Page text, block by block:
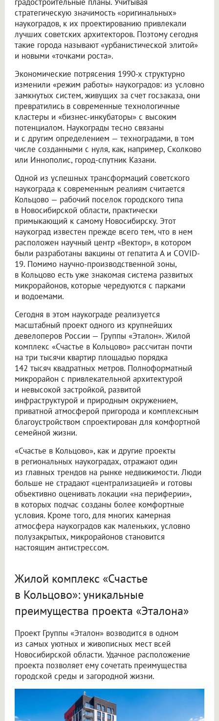
стратегическую значимость «оригинальных»
наукоградов, к их проектированию привлекали
лучших советских архитекторов. Поэтому сегодня
такие города называют «урбанистической элитой»
и новыми «точками роста».
Экономические потрясения 1990-х структурно
изменили «режим работы» наукоградов: из условно
замкнутых систем, живущих за счет госзаказа, они
превратились в современные технологичные
кластеры и «бизнес-инкубаторы» с высоким
потенциалом. Наукограды тесно связаны
и с другим определением — техноградами, в том
числе созданными с нуля, как, например, Сколково
или Иннополис, город-спутник Казани.
Одной из успешных трансформаций советского
наукограда к современным реалиям считается
Кольцово — рабочий поселок городского типа
в Новосибирской области, практически
примыкающий к самому Новосибирску. Этот
наукоград известен прежде всего тем, что в нем
расположен научный центр «Вектор», в котором
были разработаны вакцины от гепатита А и COVID-
19. Помимо научно-производственной зоны,
в Кольцово есть уже знакомая система развитых
микрорайонов, которые чередуются с парками
и водоемами.
Сегодня в этом наукограде реализуется
масштабный проект одного из крупнейших
девелоперов России — Группы «Эталон». Жилой
комплекс «Счастье в Кольцово» рассчитан почти
на три тысячи квартир площадью порядка
142 тысяч квадратных метров. Полноформатный
микрорайон с привлекательной архитектурой
и невысокой застройкой, развитой
инфраструктурой и природным окружением,
приватной атмосферой пригорода и комплексным
благоустройством спроектирован для комфортной
семейной жизни.
«Счастье в Кольцово», как и другие проекты
в региональных наукоградах, отражают один
из главных трендов на рынке недвижимости. Люди
больше не страдают «централизацией» и готовы
объективно оценивать локации «на периферии»,
в которых подчас созданы более комфортные
условия. Кроме того, для многих камерная
атмосфера наукоградов как маленьких, условно
полузакрытых, микрорайонов становится
настоящим антистрессом.
Жилой комплекс «Счастье
в Кольцово»: уникальные
преимущества проекта «Эталона»
Проект Группы «Эталон» возводится в одном
из самых уютных и живописных мест всей
Новосибирской области. Удачное расположение
проекта позволяет ему сочетать преимущества
городской среды и загородной жизни.